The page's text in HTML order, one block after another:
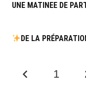
UNE MATINEE DE
DE LA
1